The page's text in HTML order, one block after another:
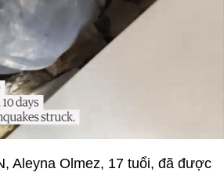
Aleyna Olmez, 17 tuổi, đã được